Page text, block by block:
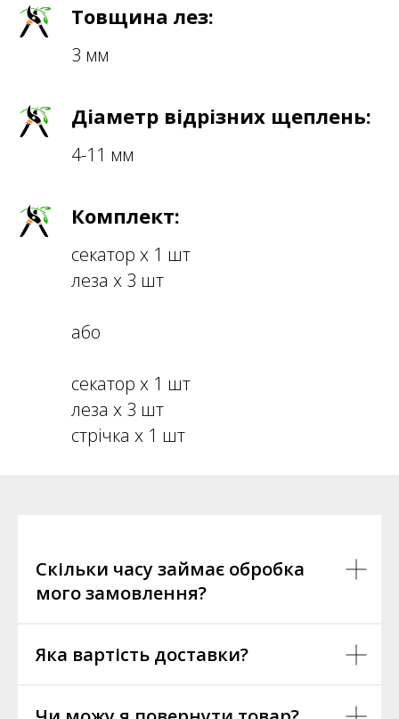
Товщина лез:
3 мм
Діаметр відрізних щеплень:
4-11 мм
Комплект:
секатор х 1 шт
леза х 3 шт
або
секатор х 1 шт
леза х 3 шт
стрічка х 1 шт
Скільки часу займає обробка
мого замовлення?
Яка вартість доставки?